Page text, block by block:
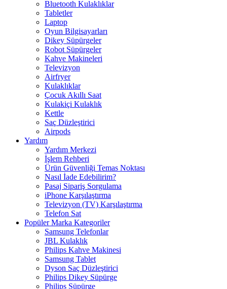
Bluetooth Kulaklıklar
Tabletler
Laptop
Oyun Bilgisayarları
Dikey Süpürgeler
Robot Süpürgeler
Kahve Makineleri
Televizyon
Airfryer
Kulaklıklar
Çocuk Akıllı Saat
Kulakiçi Kulaklık
Kettle
Saç Düzleştirici
Airpods
Yardım
Yardım Merkezi
İşlem Rehberi
Ürün Güvenliği Temas Noktası
Nasıl İade Edebilirim?
Pasaj Sipariş Sorgulama
iPhone Karşılaştırma
Televizyon (TV) Karşılaştırma
Telefon Sat
Popüler Marka Kategoriler
Samsung Telefonlar
JBL Kulaklık
Philips Kahve Makinesi
Samsung Tablet
Dyson Saç Düzleştirici
Philips Dikey Süpürge
Philips Süpürge